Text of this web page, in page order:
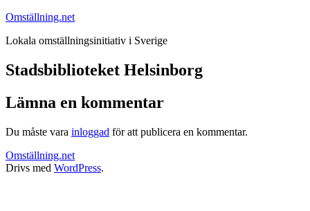
Hoppa
innehåll
Omställning.net
Lokala omställningsinitiativ i Sverige
Stadsbiblioteket Helsinborg
Lämna en kommentar
Du måste vara inloggad för att publicera en kommentar.
Omställning.net
Drivs med WordPress.